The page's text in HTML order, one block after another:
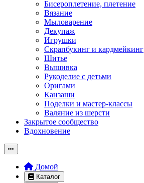
Бисероплетение, плетение
Вязание
Мыловарение
Декупаж
Игрушки
Скрапбукинг и кардмейкинг
Шитье
Вышивка
Рукоделие с детьми
Оригами
Канзаши
Поделки и мастер-классы
Валяние из шерсти
Закрытое сообщество
Вдохновение
Домой
Каталог